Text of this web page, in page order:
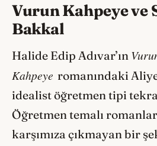
Vurun Kahpeye ve
Bakkal
Halide Edip Adıvar’ın
Kahpeye romanındaki
idealist öğretmen tipi
Öğretmen temalı
karşımıza çıkmayan bir